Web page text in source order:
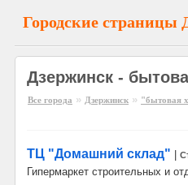
Городские страницы
Дзержинск -
Все города » Дзержинск » "бытовая
ТЦ "Домашний склад"
Гипермаркет строительных и